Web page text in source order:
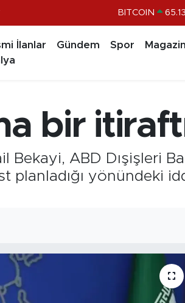
BITCOIN
BİST100
İlanlar Gündem Spor Magazin
bir
Bekayi, ABD Dışişleri
planladığı yönündeki